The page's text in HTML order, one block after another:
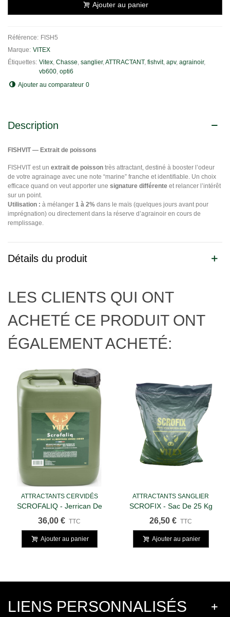
Ajouter au panier
Référence: FISH5
Marque: VITEX
Étiquettes: Vitex, Chasse, sanglier,ATTRACTANT, fishvit, apv, agrainoir,
vb600, opti6
Ajouter au comparateur 0
Description
FISHVIT — Extrait de poissons
FISHVIT est un extrait de poisson très attractant, destiné à booster l’odeur
de votre agrainage avec une note “marine” franche et identifiable. Un choix
efficace quand on veut apporter une signature différente et relancer l’intérêt
sur un point.
Utilisation : à mélanger 1 à 2% dans le maïs (quelques jours avant pour
imprégnation) ou directement dans la réserve d’agrainoir en cours de
remplissage.
Détails du produit
LES CLIENTS QUI ONT
ACHETÉ CE PRODUIT ONT
ÉGALEMENT ACHETÉ:
ATTRACTANTS CERVIDÉS
SCROFALIQ - Jerrican De
5kg
36,00 € TTC
Ajouter au panier
ATTRACTANTS SANGLIER
SCROFIX - Sac De 25 Kg
26,50 € TTC
Ajouter au panier
LIENS PERSONNALISÉS